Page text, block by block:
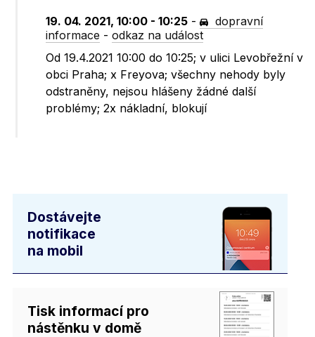
19. 04. 2021, 10:00 - 10:25 -
dopravní
informace -odkaz na událost
Od 19.4.2021 10:00 do 10:25; v ulici Levobřežní v
obci Praha; x Freyova; všechny nehody byly
odstraněny, nejsou hlášeny žádné další
problémy; 2x nákladní, blokují
Dostávejte
notifikace
na mobil
Tisk informací pro
nástěnku v domě